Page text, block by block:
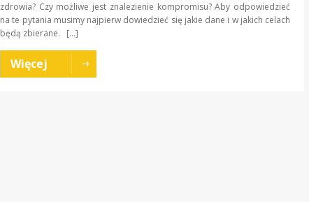
zdrowia? Czy możliwe jest znalezienie kompromisu? Aby odpowiedzieć
na te pytania musimy najpierw dowiedzieć się jakie dane i w jakich celach
będą zbierane. […]
Więcej